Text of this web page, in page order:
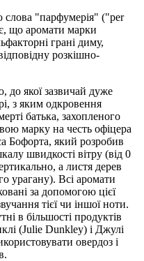
"парфумерія" ("per
що аромати марки
грані диму,
розкішно-
до якої зазвичай дуже
з яким одкровення
батька, захопленого
марку на честь офіцера
Бофорта, який розробив
швидкості вітру (від 0
а листя дерев
урагану). Всі аромати
за допомогою цієї
тієї чи іншої ноти.
в більшості продуктів
(Julie Dunkley) і Джулі
овердоз і